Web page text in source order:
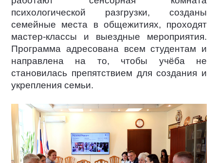
психологической разгрузки, созданы
семейные места в общежитиях, проходят
мастер-классы и выездные мероприятия.
Программа адресована всем студентам и
направлена на то, чтобы учёба не
становилась препятствием для создания и
укрепления семьи.